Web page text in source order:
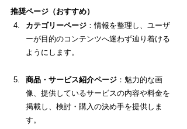
推奨ページ（おすすめ）
カテゴリーページ ：情報を整理し、ユーザ
ーが目的のコンテンツへ迷わず辿り着ける
ようにします。
商品・サービス紹介ページ ：魅力的な画
像、提供しているサービスの内容や料金を
掲載し、検討・購入の決め手を提供しま
す。